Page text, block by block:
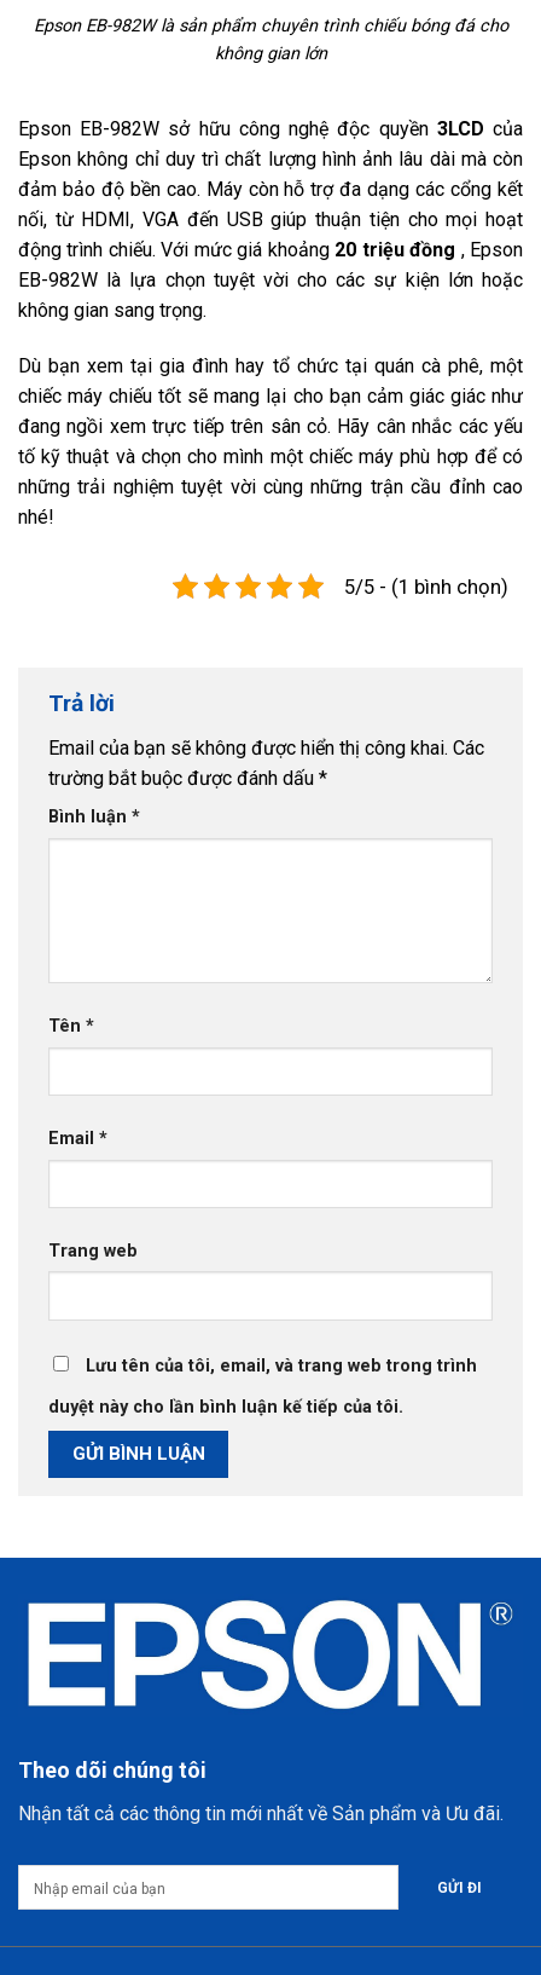
Epson EB-982W là sản phẩm chuyên trình chiếu bóng đá cho
không gian lớn
Epson EB-982W sở hữu công nghệ độc quyền 3LCD của
Epson không chỉ duy trì chất lượng hình ảnh lâu dài mà còn
đảm bảo độ bền cao. Máy còn hỗ trợ đa dạng các cổng kết
nối, từ HDMI, VGA đến USB giúp thuận tiện cho mọi hoạt
động trình chiếu. Với mức giá khoảng 20 triệu đồng , Epson
EB-982W là lựa chọn tuyệt vời cho các sự kiện lớn hoặc
không gian sang trọng.
Dù bạn xem tại gia đình hay tổ chức tại quán cà phê, một
chiếc máy chiếu tốt sẽ mang lại cho bạn cảm giác giác như
đang ngồi xem trực tiếp trên sân cỏ. Hãy cân nhắc các yếu
tố kỹ thuật và chọn cho mình một chiếc máy phù hợp để có
những trải nghiệm tuyệt vời cùng những trận cầu đỉnh cao
nhé!
5/5 - (1 bình chọn)
Trả lời
Email của bạn sẽ không được hiển thị công khai. Các
trường bắt buộc được đánh dấu *
Bình luận *
Tên *
Email *
Trang web
Lưu tên của tôi, email, và trang web trong trình
duyệt này cho lần bình luận kế tiếp của tôi.
Theo dõi chúng tôi
Nhận tất cả các thông tin mới nhất về Sản phẩm và Ưu đãi.